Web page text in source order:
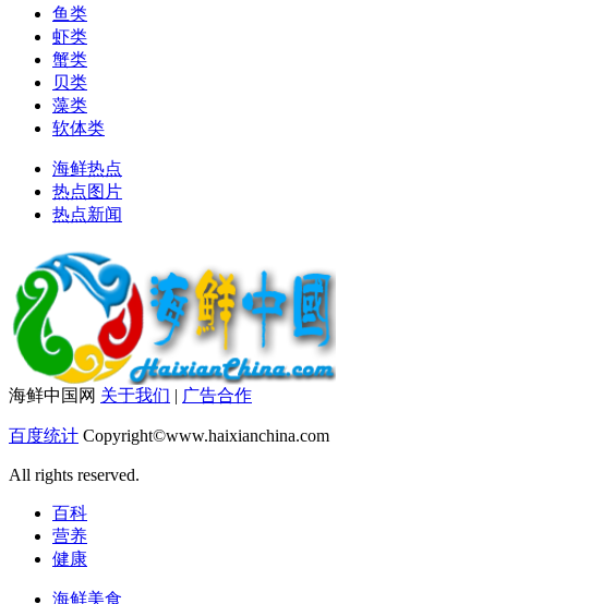
鱼类
虾类
蟹类
贝类
藻类
软体类
海鲜热点
热点图片
热点新闻
海鲜中国网 关于我们 | 广告合作
百度统计 Copyright©www.haixianchina.com
All rights reserved.
百科
营养
健康
海鲜美食